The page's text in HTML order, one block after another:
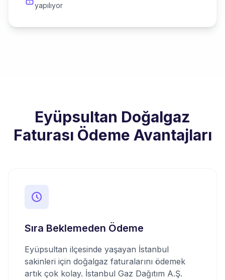
yapılıyor
Eyüpsultan Doğalgaz
Faturası Ödeme Avantajları
Sıra Beklemeden Ödeme
Eyüpsultan ilçesinde yaşayan İstanbul
sakinleri için doğalgaz faturalarını ödemek
artık çok kolay. İstanbul Gaz Dağıtım A.Ş.